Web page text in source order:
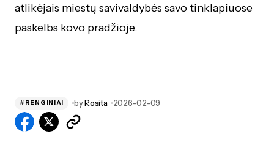
atlikėjais miestų savivaldybės savo tinklapiuose
paskelbs kovo pradžioje.
#RENGINIAI byRosita 2026-02-09